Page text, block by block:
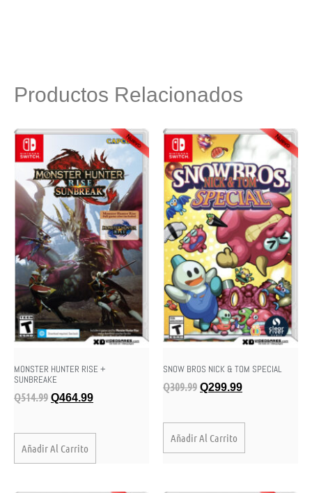
Productos Relacionados
MONSTER HUNTER RISE +
SUNBREAKE
Q514.99 Q464.99
Añadir Al Carrito
SNOW BROS NICK & TOM SPECIAL
Q309.99 Q299.99
Añadir Al Carrito